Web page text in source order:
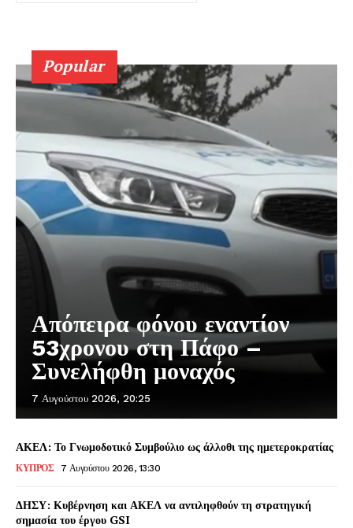
Popular
Απόπειρα φόνου εναντίον
53χρονου στη Πάφο –
Συνελήφθη μοναχός
7 Αυγούστου 2026, 20:25
ΑΚΕΛ: Το Γνωμοδοτικό Συμβούλιο ως άλλοθι της ημετεροκρατίας
ΚΥΠΡΟΣ 7 Αυγούστου 2026, 13:30
ΔΗΣΥ: Κυβέρνηση και ΑΚΕΛ να αντιληφθούν τη στρατηγική
σημασία του έργου GSI